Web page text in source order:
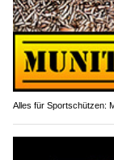
Alles für Sportschützen: